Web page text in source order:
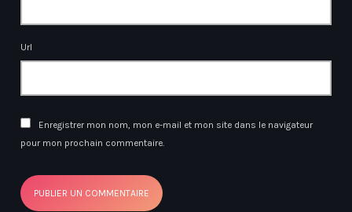
Url
Enregistrer mon nom, mon e-mail et mon site dans le navigateur
pour mon prochain commentaire.